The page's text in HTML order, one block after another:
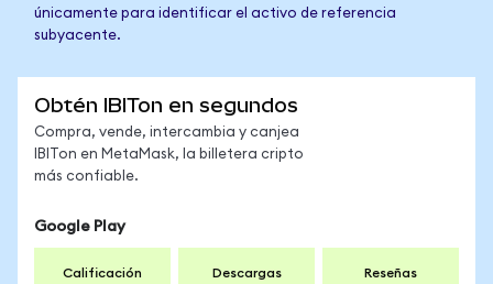
únicamente para identificar el activo de referencia
subyacente.
Obtén IBITon en segundos
Compra, vende, intercambia y canjea
IBITon en MetaMask, la billetera cripto
más confiable.
Google Play
Calificación Descargas Reseñas